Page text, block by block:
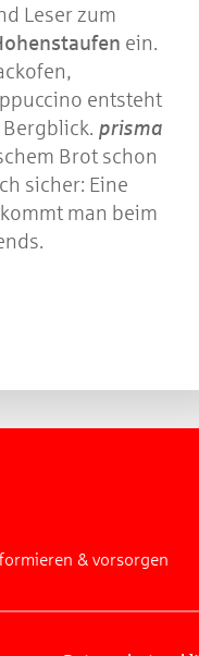
Leser zum
ein.
entsteht
prisma
Brot schon
sicher: Eine
man beim
& vorsorgen